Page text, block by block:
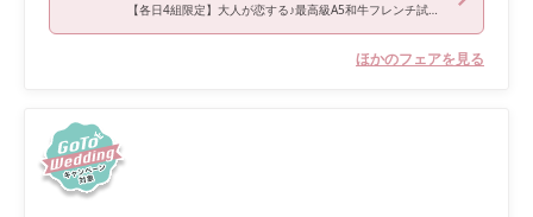
【各日4組限定】大人が恋する♪最高級A5和牛フレンチ試食フェア
ほかのフェアを見る